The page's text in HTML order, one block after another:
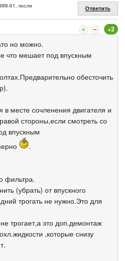
01, после
Ответить
+2
но можно.
что мешает под впускным
обесточить
в месте сочленения двигателя и
стороны,если смотреть со
впускным
.
фильтра.
(убрать) от впускного
трогать не нужно.Это для
трогает,а это доп.демонтаж
,которые снизу